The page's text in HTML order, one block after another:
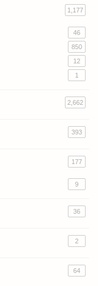
1,177
46
850
12
1
2,662
393
177
9
36
2
64